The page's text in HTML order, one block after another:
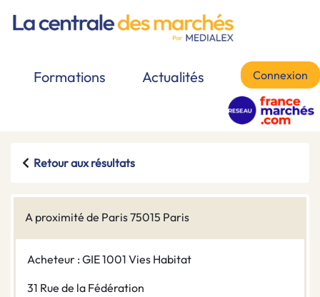
Formations Actualités Connexion
Retour aux résultats
A proximité de Paris 75015 Paris
Acheteur : GIE 1001 Vies Habitat
31 Rue de la Fédération